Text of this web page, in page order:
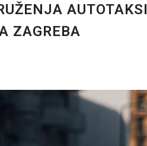
AUTOTAKSI
ZAGREBA